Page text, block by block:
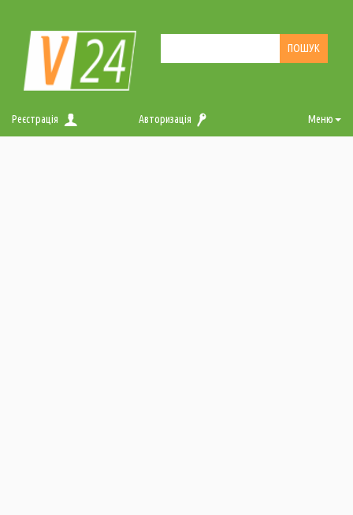
Реєстрація Авторизація Меню